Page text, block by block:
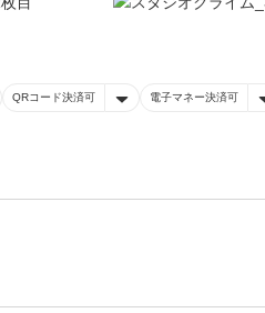
QRコード決済可 電子マネー決済可